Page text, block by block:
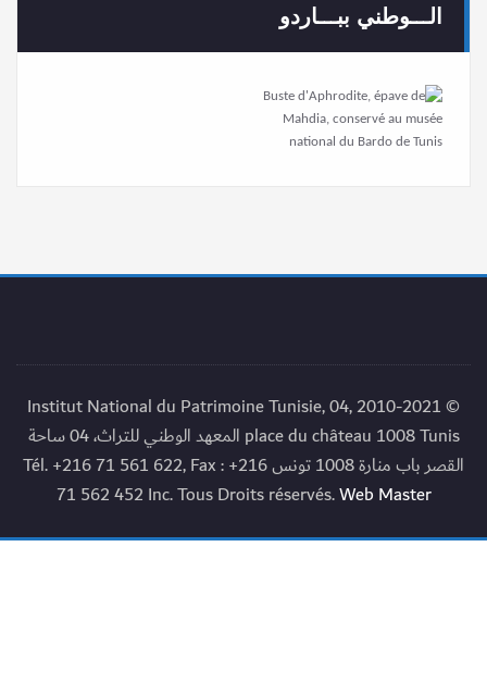
الـــوطني ببـــاردو
© 2010-2021 Institut National du Patrimoine Tunisie, 04,
place du château 1008 Tunis المعهد الوطني للتراث، 04 ساحة
القصر باب منارة 1008 تونس Tél. +216 71 561 622, Fax : +216
71 562 452 Inc. Tous Droits réservés.Web Master